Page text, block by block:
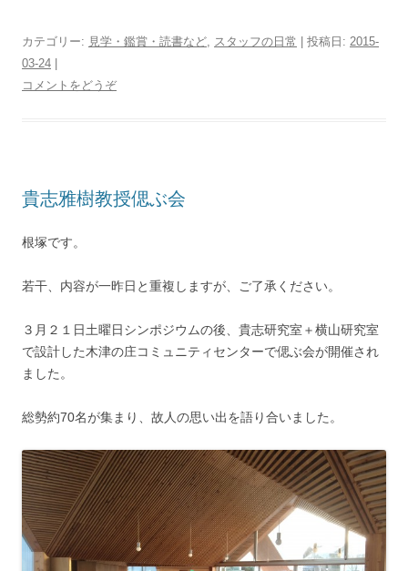
カテゴリー: 見学・鑑賞・読書など, スタッフの日常 | 投稿日: 2015-
03-24
コメントをどうぞ
貴志雅樹教授偲ぶ会
根塚です。
若干、内容が一昨日と重複しますが、ご了承ください。
３月２１日土曜日シンポジウムの後、貴志研究室＋横山研究室
で設計した木津の庄コミュニティセンターで偲ぶ会が開催され
ました。
総勢約70名が集まり、故人の思い出を語り合いました。